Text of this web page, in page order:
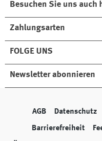
Besuchen Sie uns auch
Zahlungsarten
FOLGE UNS
Newsletter abonnieren
AGB Datenschutz
Barrierefreiheit